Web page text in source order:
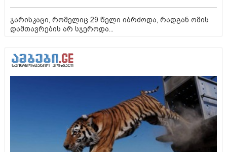
ჯარისკაცი, რომელიც 29 წელი იბრძოდა, რადგან ომის
დამთავრების არ სჯეროდა...